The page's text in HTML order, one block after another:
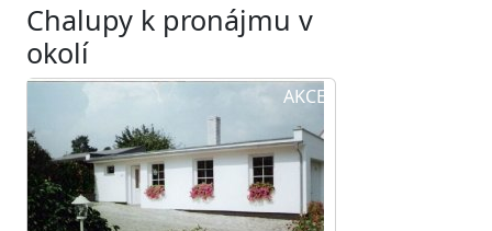
Chalupy k pronájmu v
okolí
AKCE